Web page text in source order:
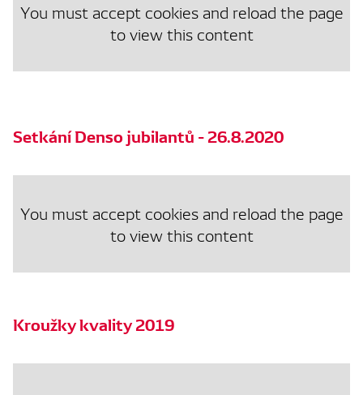
You must accept cookies and reload the page
to view this content
Setkání Denso jubilantů - 26.8.2020
You must accept cookies and reload the page
to view this content
Kroužky kvality 2019